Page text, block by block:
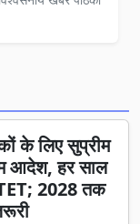
के लिए सुप्रीम
आदेश, हर साल
TET; 2028 तक